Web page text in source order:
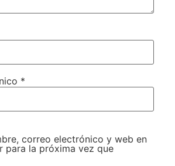
*
correo electrónico y web en
para la próxima vez que